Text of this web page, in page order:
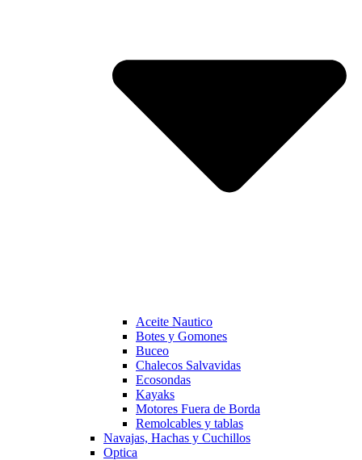
Aceite Nautico
Botes y Gomones
Buceo
Chalecos Salvavidas
Ecosondas
Kayaks
Motores Fuera de Borda
Remolcables y tablas
Navajas, Hachas y Cuchillos
Optica